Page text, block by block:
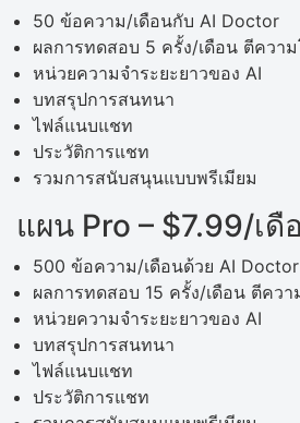
50 ข้อความ/เดือนกับ AI Doctor
ผลการทดสอบ 5 ครั้ง/เดือน ตีความ
หน่วยความจำระยะยาวของ AI
บทสรุปการสนทนา
ไฟล์แนบแชท
ประวัติการแชท
รวมการสนับสนุนแบบพรีเมียม
แผน Pro – $7.99/เดื
500 ข้อความ/เดือนด้วย AI Doctor
ผลการทดสอบ 15 ครั้ง/เดือน ตีควา
หน่วยความจำระยะยาวของ AI
บทสรุปการสนทนา
ไฟล์แนบแชท
ประวัติการแชท